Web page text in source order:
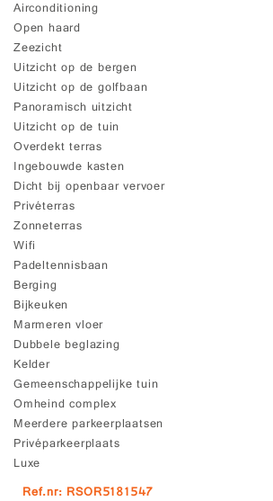
Airconditioning
Open haard
Zeezicht
Uitzicht op de bergen
Uitzicht op de golfbaan
Panoramisch uitzicht
Uitzicht op de tuin
Overdekt terras
Ingebouwde kasten
Dicht bij openbaar vervoer
Privéterras
Zonneterras
Wifi
Padeltennisbaan
Berging
Bijkeuken
Marmeren vloer
Dubbele beglazing
Kelder
Gemeenschappelijke tuin
Omheind complex
Meerdere parkeerplaatsen
Privéparkeerplaats
Luxe
Ref.nr: RSOR5181547